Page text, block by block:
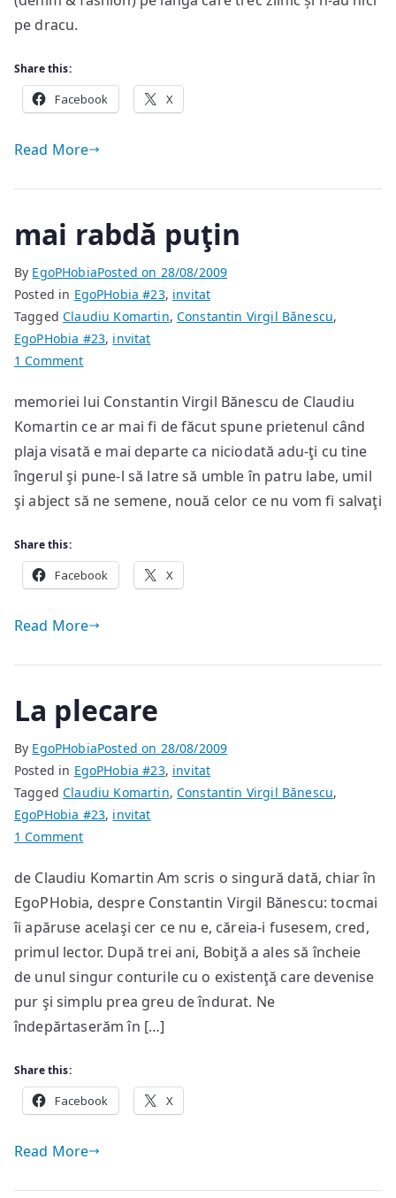
pe dracu.
Share this:
Facebook X
Read More
mai rabdă puţin
By EgoPHobiaPosted on 28/08/2009
Posted in EgoPHobia #23, invitat
TaggedClaudiu Komartin,Constantin Virgil Bănescu,
EgoPHobia #23, invitat
1 Commenton
rabdă
puţin
memoriei lui Constantin Virgil Bănescu de Claudiu
Komartin ce ar mai fi de făcut spune prietenul când
plaja visată e mai departe ca niciodată adu-ţi cu tine
îngerul şi pune-l să latre să umble în patru labe, umil
şi abject să ne semene, nouă celor ce nu vom fi salvaţi
Share this:
Facebook X
Read More
La plecare
By EgoPHobiaPosted on 28/08/2009
Posted in EgoPHobia #23, invitat
TaggedClaudiu Komartin,Constantin Virgil Bănescu,
EgoPHobia #23, invitat
1 Commenton
plecare
de Claudiu Komartin Am scris o singură dată, chiar în
EgoPHobia, despre Constantin Virgil Bănescu: tocmai
îi apăruse acelaşi cer ce nu e, căreia-i fusesem, cred,
primul lector. După trei ani, Bobiţă a ales să încheie
de unul singur conturile cu o existenţă care devenise
pur şi simplu prea greu de îndurat. Ne
îndepărtaserăm în […]
Share this:
Facebook X
Read More